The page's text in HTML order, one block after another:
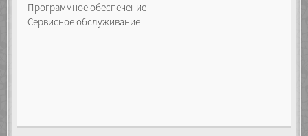
Программное обеспечение
Сервисное обслуживание